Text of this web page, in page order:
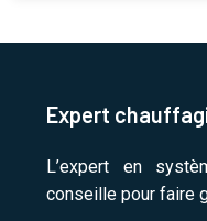
Expert
L’expert en
conseille pour faire